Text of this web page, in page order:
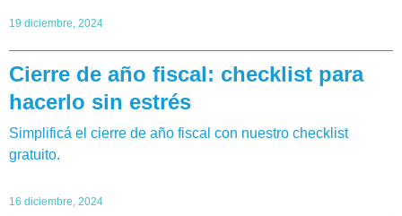
19 diciembre, 2024
Cierre de año fiscal: checklist para
hacerlo sin estrés
Simplificá el cierre de año fiscal con nuestro checklist
gratuito.
16 diciembre, 2024